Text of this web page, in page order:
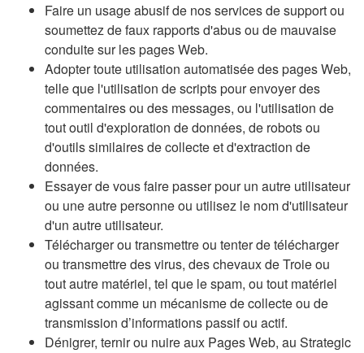
Faire un usage abusif de nos services de support ou
soumettez de faux rapports d'abus ou de mauvaise
conduite sur les pages Web.
Adopter toute utilisation automatisée des pages Web,
telle que l'utilisation de scripts pour envoyer des
commentaires ou des messages, ou l'utilisation de
tout outil d'exploration de données, de robots ou
d'outils similaires de collecte et d'extraction de
données.
Essayer de vous faire passer pour un autre utilisateur
ou une autre personne ou utilisez le nom d'utilisateur
d'un autre utilisateur.
Télécharger ou transmettre ou tenter de télécharger
ou transmettre des virus, des chevaux de Troie ou
tout autre matériel, tel que le spam, ou tout matériel
agissant comme un mécanisme de collecte ou de
transmission d’informations passif ou actif.
Dénigrer, ternir ou nuire aux Pages Web, au Strategic